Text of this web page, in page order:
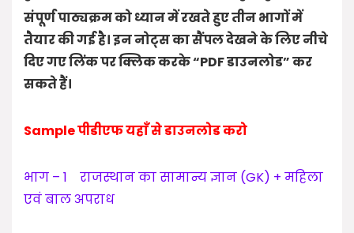
संपूर्ण पाठ्यक्रम को ध्यान में रखते हुए तीन भागों में
तैयार की गई है। इन नोट्स का सैंपल देखने के लिए नीचे
दिए गए लिंक पर क्लिक करके “PDF डाउनलोड” कर
सकते हैं।
Sample पीडीएफ यहाँ से डाउनलोड करो
भाग – 1 राजस्थान का सामान्य ज्ञान (GK) + महिला
एवं बाल अपराध